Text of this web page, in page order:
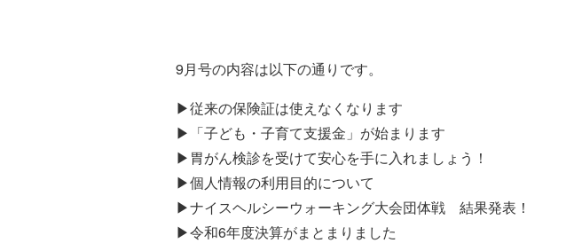
9月号の内容は以下の通りです。
▶従来の保険証は使えなくなります
▶「子ども・子育て支援金」が始まります
▶胃がん検診を受けて安心を手に入れましょう！
▶個人情報の利用目的について
▶ナイスヘルシーウォーキング大会団体戦 結果発表！
▶令和6年度決算がまとまりました